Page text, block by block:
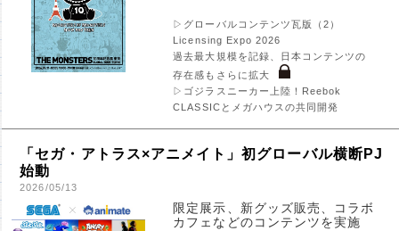
▷グローバルコンテンツ瓦版（2）
Licensing Expo 2026
過去最大規模を記録、日本コンテンツの
存在感もさらに拡大
▷ゴジラスニーカー上陸！Reebok
CLASSICとメガハウスの共同開発
「セガ・アトラス×アニメイト」初グローバル横断PJ
始動
2026/05/13
限定展示、新グッズ販売、コラボ
カフェなどのコンテンツを実施